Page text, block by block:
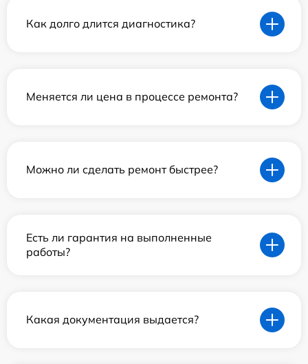
Как долго длится диагностика?
Меняется ли цена в процессе ремонта?
Можно ли сделать ремонт быстрее?
Есть ли гарантия на выполненные
работы?
Какая документация выдается?